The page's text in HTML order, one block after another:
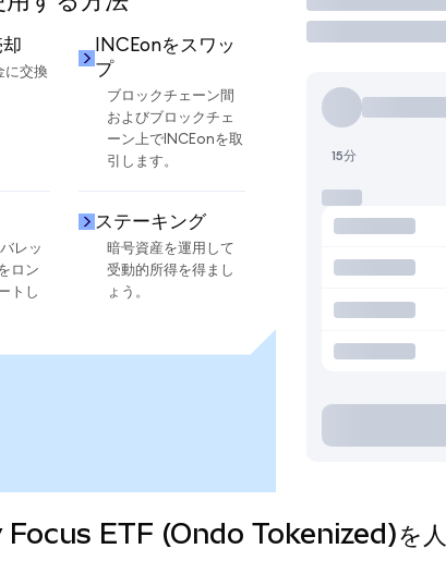
却
に交換
INCEonをスワッ
プ
ブロックチェーン間
およびブロックチェ
ーン上でINCEonを取
引します。
レッ
ロン
トし
ステーキング
暗号資産を運用して
受動的所得を得まし
ょう。
15分
ETF (Ondo Tokenized)を人気